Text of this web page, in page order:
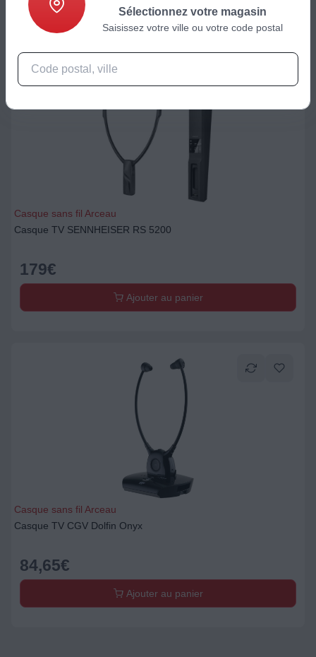
Casque sans fil Arceau
Casque TV SENNHEISER RS 5200
179€
Ajouter au panier
Casque sans fil Arceau
Casque TV CGV Dolfin Onyx
84,65€
Ajouter au panier
Sélectionnez votre magasin
Saisissez votre ville ou votre code postal